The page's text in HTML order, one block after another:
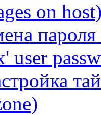
on
пароля
user